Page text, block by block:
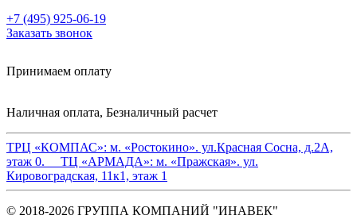
+7 (495) 925-06-19
Заказать звонок
Принимаем оплату
Наличная оплата, Безналичный расчет
ТРЦ «КОМПАС»: м. «Ростокино». ул.Красная Сосна, д.2А,
этаж 0. ТЦ «АРМАДА»: м. «Пражская». ул.
Кировоградская, 11к1, этаж 1
© 2018-2026 ГРУППА КОМПАНИЙ "ИНАВЕК"